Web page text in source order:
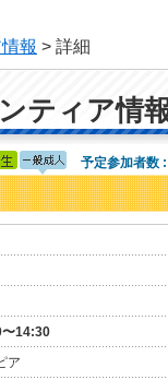
報 > 詳細
ティア情
予定参加者数
14:30
ア